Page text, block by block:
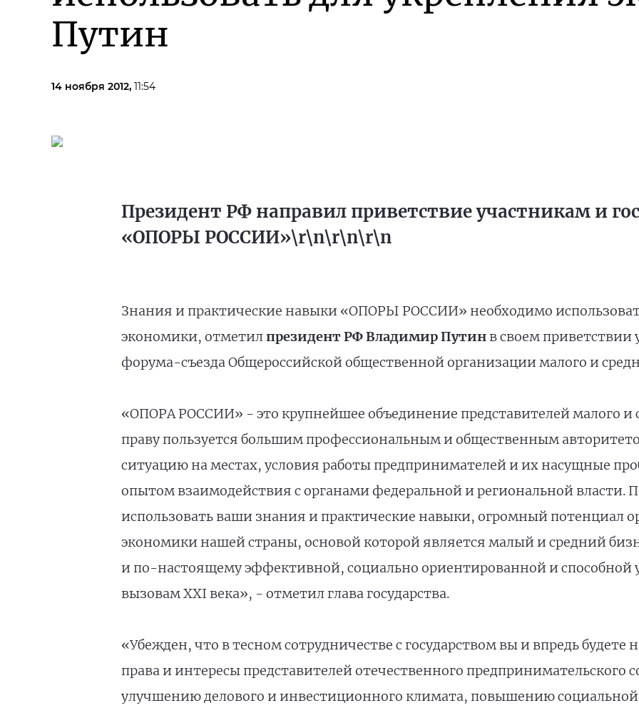
Путин
14 ноября 2012, 11:54
Президент РФ направил приветствие участникам и
«ОПОРЫ РОССИИ»\r\n\r\n\r\n
Знания и практические навыки «ОПОРЫ РОССИИ» необходимо
экономики, отметилпрезидент РФ Владимир Путинв своем приветствии
форума-съезда Общероссийской общественной организации малого и
«ОПОРА РОССИИ» - это крупнейшее объединение представителей малого и
праву пользуется большим профессиональным и общественным
ситуацию на местах, условия работы предпринимателей и их насущные
опытом взаимодействия с органами федеральной и региональной власти.
использовать ваши знания и практические навыки, огромный потенциал
экономики нашей страны, основой которой является малый и средний
и по-настоящему эффективной, социально ориентированной и способной
вызовам XXI века», - отметил глава государства.
«Убежден, что в тесном сотрудничестве с государством вы и впредь
права и интересы представителей отечественного предпринимательского
улучшению делового и инвестиционного климата, повышению социальной